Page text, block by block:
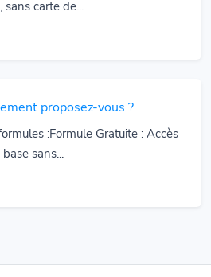
carte de...
proposez-vous ?
:Formule Gratuite : Accès
sans...